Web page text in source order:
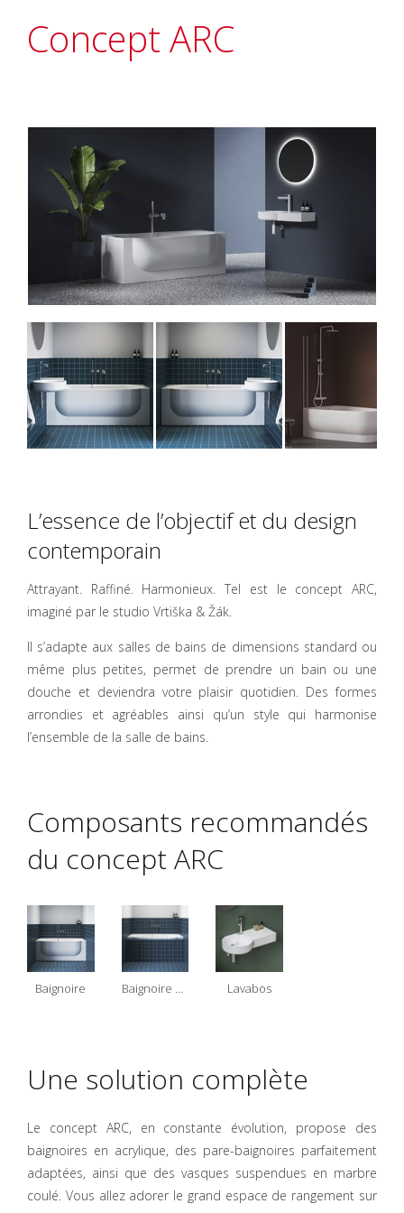
Concept ARC
L’essence de l’objectif et du design
contemporain
Attrayant. Raffiné. Harmonieux. Tel est le concept ARC,
imaginé par le studio Vrtiška & Žák.
Il s’adapte aux salles de bains de dimensions standard ou
même plus petites, permet de prendre un bain ou une
douche et deviendra votre plaisir quotidien. Des formes
arrondies et agréables ainsi qu’un style qui harmonise
l’ensemble de la salle de bains.
Composants recommandés
du concept ARC
Baignoire Ваignoire G/D Lavabos
Une solution complète
Le concept ARC, en constante évolution, propose des
baignoires en acrylique, des pare-baignoires parfaitement
adaptées, ainsi que des vasques suspendues en marbre
coulé. Vous allez adorer le grand espace de rangement sur